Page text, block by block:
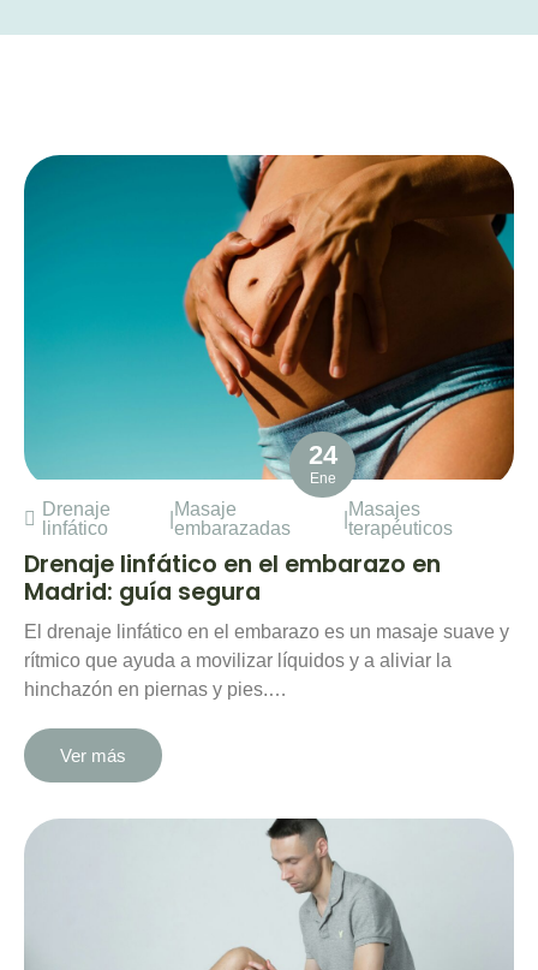
24
Ene
Drenaje
linfático
Masaje
embarazadas
Masajes
terapéuticos
Drenaje linfático en el embarazo en
Madrid: guía segura
El drenaje linfático en el embarazo es un masaje suave y
rítmico que ayuda a movilizar líquidos y a aliviar la
hinchazón en piernas y pies.…
Ver más